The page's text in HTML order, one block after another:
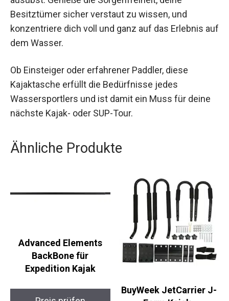
Verpflegung, während du deine Wasseraktivitäten
ausübst. Genieße die Sorgenfreiheit, deine
Besitztümer sicher verstaut zu wissen, und
konzentriere dich voll und ganz auf das Erlebnis
auf dem Wasser.
Ob Einsteiger oder erfahrener Paddler, diese
Kajaktasche erfüllt die Bedürfnisse jedes
Wassersportlers und ist damit ein Muss für deine
Advanced Elements
BackBone für
Expedition Kajak